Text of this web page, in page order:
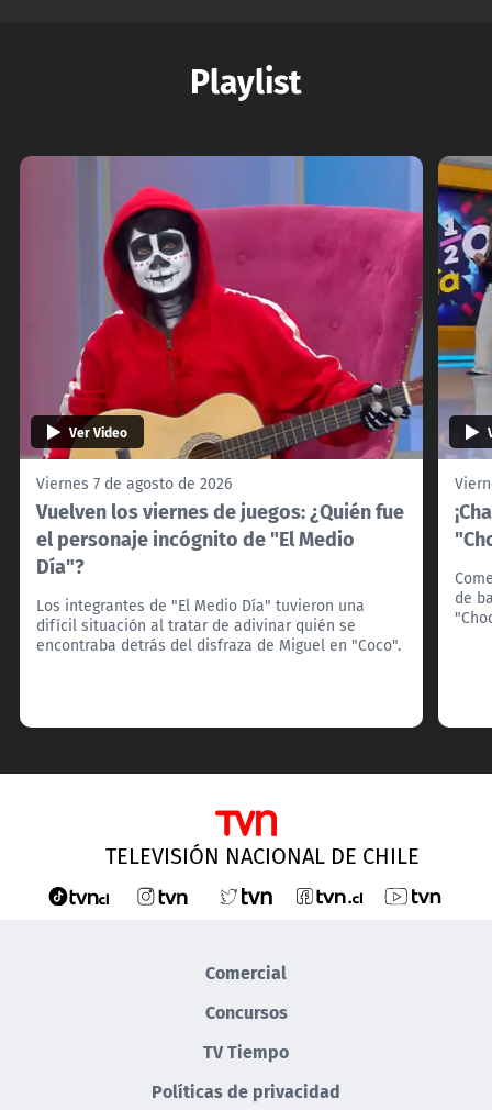
Playlist
Ver Video
Viernes 7 de agosto de 2026
Vuelven los viernes de juegos: ¿Quién fue
el personaje incógnito de "El Medio
Día"?
Los integrantes de "El Medio Día" tuvieron una
difícil situación al tratar de adivinar quién se
encontraba detrás del disfraza de Miguel en "Coco".
de
TELEVISIÓN NACIONAL DE CHILE
Comercial
Concursos
TV Tiempo
Políticas de privacidad